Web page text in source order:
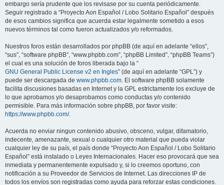
embargo sería prudente que los revisase por su cuenta periódicamente.
Seguir registrado a “Proyecto Aon Español / Lobo Solitario Español” después
de esos cambios significa que acuerda estar legalmente sometido a esos
nuevos términos tal como fueron actualizados y/o reformados.
Nuestros foros están desarrollados por phpBB (de aquí en adelante “ellos”,
“sus”, “software phpBB”, “www.phpbb.com”, “phpBB Limited”, “phpBB Teams”)
el cual es una solución de foros liberada bajo la “
GNU General Public License v2 en Ingles” (de aquí en adelante “GPL”) y
puede ser descargada de www.phpbb.com. El software phpBB solamente
facilita discusiones basadas en Internet y la GPL estrictamente los excluye de
lo que aprobamos y/o desaprobamos como conductas y/o contenido
permisible. Para más información sobre phpBB, por favor visite:
https://www.phpbb.com/.
Acuerda no enviar ningun contenido abusivo, obsceno, vulgar, difamatorio,
indecente, amenazante, sexual o cualquier otro material que pueda violar
cualquier ley de su país, el país donde “Proyecto Aon Español / Lobo Solitario
Español” está instalado o Leyes Internacionales. Hacer eso provocará que sea
inmediata y permanentemente expulsado y, si lo creemos oportuno, con
notificación a su Proveedor de Servicios de Internet. Las direcciones IP de
todos los envíos son registradas como ayuda para reforzar estas condiciones.